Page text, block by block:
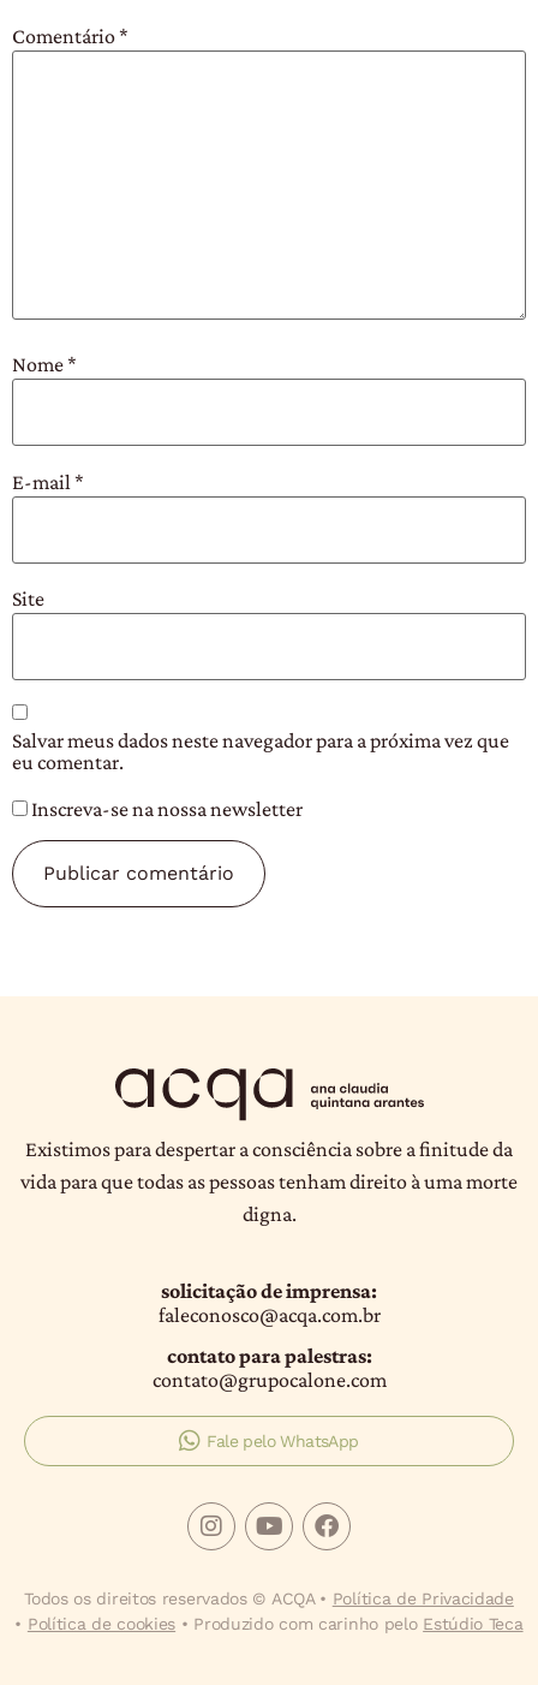
Comentário*
Nome*
E-mail *
Site
Salvar meus dados neste navegador para a próxima vez que
eu comentar.
Inscreva-se na nossa newsletter
Existimos para despertar a consciência sobre a finitude da
vida para que todas as pessoas tenham direito à uma morte
digna.
solicitação de imprensa:
faleconosco@acqa.com.br
contato para palestras:
contato@grupocalone.com
Fale pelo WhatsApp
Todos os direitos reservados © ACQA • Política de Privacidade
• Política de cookies • Produzido com carinho pelo Estúdio Teca